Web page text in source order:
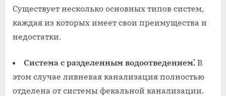
Существует несколько основных типов систем,
каждая из которых имеет свои преимущества и
недостатки.
Система с разделенным водоотведением⁚ В
этом случае ливневая канализация полностью
отделена от системы фекальной канализации.